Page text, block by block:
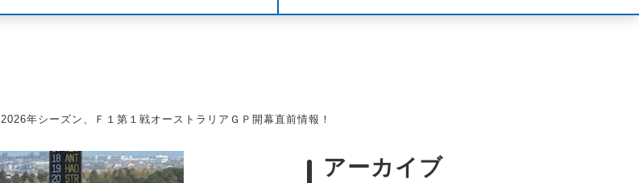
2026年シーズン、Ｆ１第１戦オーストラリアＧＰ開幕直前情報！
アーカイブ